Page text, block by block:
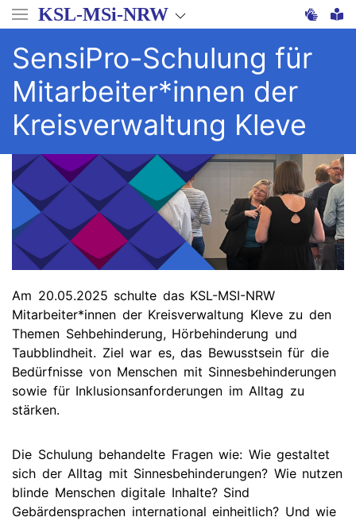
Direkt
zum
Inhalt
KSL-MSi-NRW
SensiPro-Schulung für
Mitarbeiter*innen der
Kreisverwaltung Kleve
Am 20.05.2025 schulte das KSL-MSI-NRW
Mitarbeiter*innen der Kreisverwaltung Kleve zu den
Themen Sehbehinderung, Hörbehinderung und
Taubblindheit. Ziel war es, das Bewusstsein für die
Bedürfnisse von Menschen mit Sinnesbehinderungen
sowie für Inklusionsanforderungen im Alltag zu
stärken.
Die Schulung behandelte Fragen wie: Wie gestaltet
sich der Alltag mit Sinnesbehinderungen? Wie nutzen
blinde Menschen digitale Inhalte? Sind
Gebärdensprachen international einheitlich? Und wie